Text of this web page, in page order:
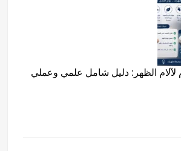
لآلام الظهر: دليل شامل علمي وعملي